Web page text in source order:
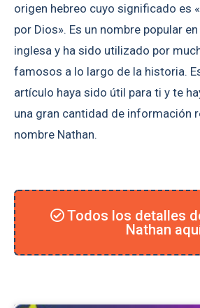
origen hebreo cuyo significado es
por Dios». Es un nombre popular
inglesa y ha sido utilizado por
famosos a lo largo de la historia.
artículo haya sido útil para ti y te
una gran cantidad de información
nombre Nathan.
Todos los detalles
Nathan